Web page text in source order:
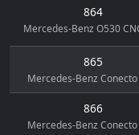
864
Mercedes-Benz O530
865
Mercedes-Benz Conecto
866
Mercedes-Benz Conecto